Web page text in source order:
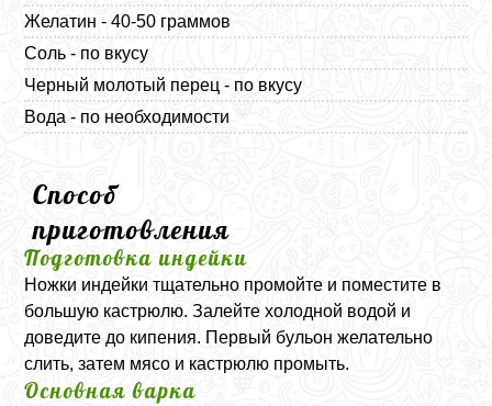
Желатин - 40-50 граммов
Соль - по вкусу
Черный молотый перец - по вкусу
Вода - по необходимости
Способ
приготовления
Подготовка индейки
Ножки индейки тщательно промойте и поместите в
большую кастрюлю. Залейте холодной водой и
доведите до кипения. Первый бульон желательно
слить, затем мясо и кастрюлю промыть.
Основная варка